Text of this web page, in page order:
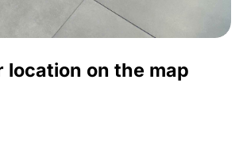
location on the map